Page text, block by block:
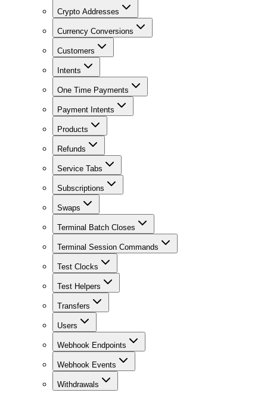
Crypto Addresses
Currency Conversions
Customers
Intents
One Time Payments
Payment Intents
Products
Refunds
Service Tabs
Subscriptions
Swaps
Terminal Batch Closes
Terminal Session Commands
Test Clocks
Test Helpers
Transfers
Users
Webhook Endpoints
Webhook Events
Withdrawals